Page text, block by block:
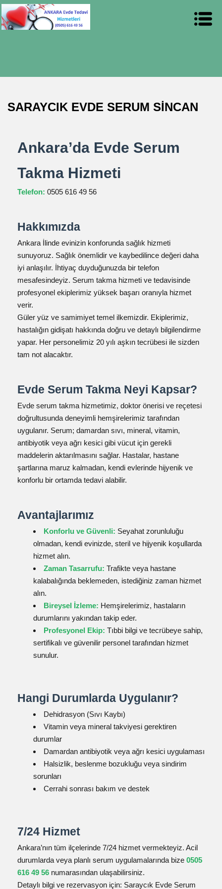
SARAYCIK EVDE SERUM SİNCAN
Ankara’da Evde Serum
Takma Hizmeti
Telefon: 0505 616 49 56
Hakkımızda
Ankara İlinde evinizin konforunda sağlık hizmeti
sunuyoruz. Sağlık önemlidir ve kaybedilince değeri daha
iyi anlaşılır. İhtiyaç duyduğunuzda bir telefon
mesafesindeyiz. Serum takma hizmeti ve tedavisinde
profesyonel ekiplerimiz yüksek başarı oranıyla hizmet
verir.
Güler yüz ve samimiyet temel ilkemizdir. Ekiplerimiz,
hastalığın gidişatı hakkında doğru ve detaylı bilgilendirme
yapar. Her personelimiz 20 yılı aşkın tecrübesi ile sizden
tam not alacaktır.
Evde Serum Takma Neyi Kapsar?
Evde serum takma hizmetimiz, doktor önerisi ve reçetesi
doğrultusunda deneyimli hemşirelerimiz tarafından
uygulanır. Serum; damardan sıvı, mineral, vitamin,
antibiyotik veya ağrı kesici gibi vücut için gerekli
maddelerin aktarılmasını sağlar. Hastalar, hastane
şartlarına maruz kalmadan, kendi evlerinde hijyenik ve
konforlu bir ortamda tedavi alabilir.
Avantajlarımız
Konforlu ve Güvenli: Seyahat zorunluluğu
olmadan, kendi evinizde, steril ve hijyenik koşullarda
hizmet alın.
Zaman Tasarrufu: Trafikte veya hastane
kalabalığında beklemeden, istediğiniz zaman hizmet
alın.
Bireysel İzleme: Hemşirelerimiz, hastaların
durumlarını yakından takip eder.
Profesyonel Ekip: Tıbbi bilgi ve tecrübeye sahip,
sertifikalı ve güvenilir personel tarafından hizmet
sunulur.
Hangi Durumlarda Uygulanır?
Dehidrasyon (Sıvı Kaybı)
Vitamin veya mineral takviyesi gerektiren
durumlar
Damardan antibiyotik veya ağrı kesici uygulaması
Halsizlik, beslenme bozukluğu veya sindirim
sorunları
Cerrahi sonrası bakım ve destek
7/24 Hizmet
Ankara’nın tüm ilçelerinde 7/24 hizmet vermekteyiz. Acil
durumlarda veya planlı serum uygulamalarında bize 0505
616 49 56 numarasından ulaşabilirsiniz.
Detaylı bilgi ve rezervasyon için: Saraycık Evde Serum